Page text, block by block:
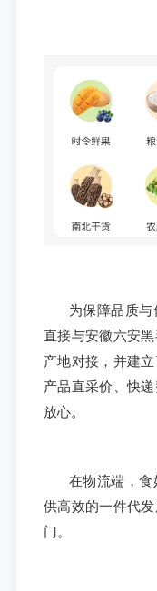
为保障品质与
直接与安徽六安
产地对接，并建
产品直采价、快
放心。
在物流端，
供高效的一件代
门。